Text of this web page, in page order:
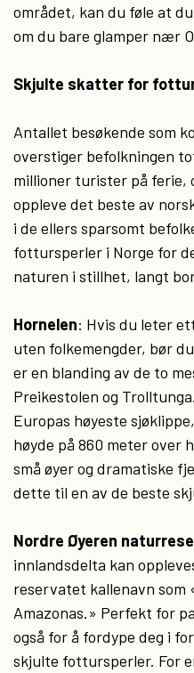
området, kan du føle at
om du bare glamper nær
Skjulte skatter for
Antallet besøkende som
overstiger befolkningen
millioner turister på ferie,
oppleve det beste av
i de ellers sparsomt
fottursperler i Norge for
naturen i stillhet, langt
Hornelen: Hvis du leter
uten folkemengder, bør
er en blanding av de to
Preikestolen og
Europas høyeste
høyde på 860 meter over
små øyer og dramatiske
dette til en av de beste
Nordre Øyeren
innlandsdelta kan
reservatet kallenavn som
Amazonas.» Perfekt for
også for å fordype deg i
skjulte fottursperler. For